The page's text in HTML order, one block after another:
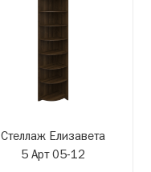
Стеллаж Елизавета
5 Арт 05-12